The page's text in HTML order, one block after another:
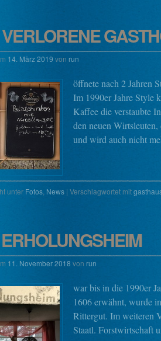
14. März 2019 von run
öffnete nach 2 Jahren
Im 1990er Jahre Style
Kaffee die verstaubte
den neuen
und wird auch nicht
unter Fotos News | Verschlagwortet mit
11. November 2018 von run
war bis in die 1990er
1606 erwähnt, wurde
Rittergut. Im weiteren
Staatl. Forstwirtschaft